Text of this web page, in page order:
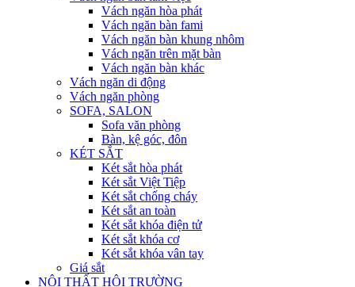
Vách ngăn hòa phát
Vách ngăn bàn fami
Vách ngăn bàn khung nhôm
Vách ngăn trên mặt bàn
Vách ngăn bàn khác
Vách ngăn di động
Vách ngăn phòng
SOFA, SALON
Sofa văn phòng
Bàn, kệ góc, đôn
KÉT SẮT
Két sắt hòa phát
Két sắt Việt Tiệp
Két sắt chống cháy
Két sắt an toàn
Két sắt khóa điện tử
Két sắt khóa cơ
Két sắt khóa vân tay
Giá sắt
NỘI THẤT HỘI TRƯỜNG